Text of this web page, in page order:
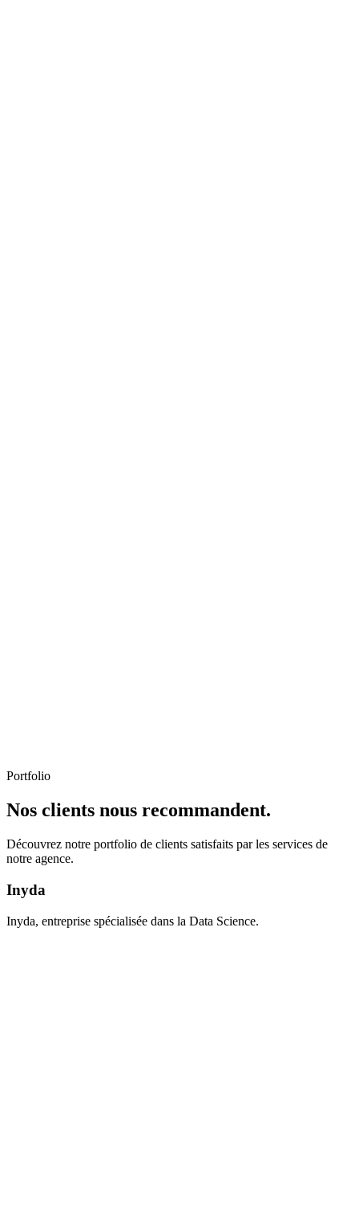
Portfolio
Nos clients nous recommandent.
Découvrez notre portfolio de clients satisfaits par les services de
notre agence.
Inyda
Inyda, entreprise spécialisée dans la Data Science.